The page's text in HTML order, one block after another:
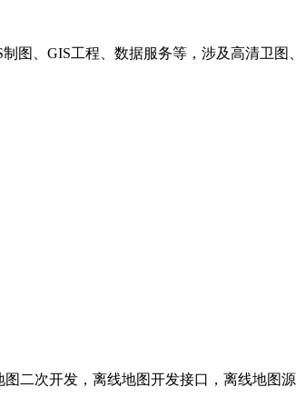
图、GIS工程、数据服务等，涉及高清卫
二次开发，离线地图开发接口，离线地图